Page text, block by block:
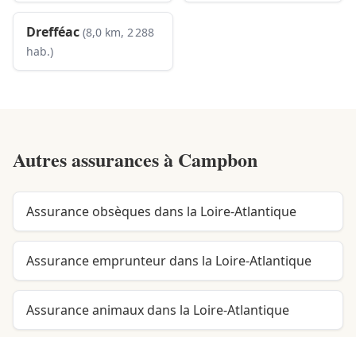
Drefféac (8,0 km, 2 288
hab.)
Autres assurances à Campbon
Assurance obsèques dans la Loire-Atlantique
Assurance emprunteur dans la Loire-Atlantique
Assurance animaux dans la Loire-Atlantique